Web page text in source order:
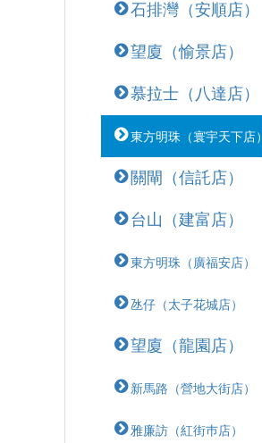
石排灣（安順店）
望廈（愉景店）
慕拉士（八達店）
東方明珠（寰宇天下店）
關閘（信託店）
台山（建富店）
東方明珠（廣福安店）
氹仔（太子花城店）
望廈（龍園店）
新馬路（營地大街店）
雅廉訪（紅街巿店）